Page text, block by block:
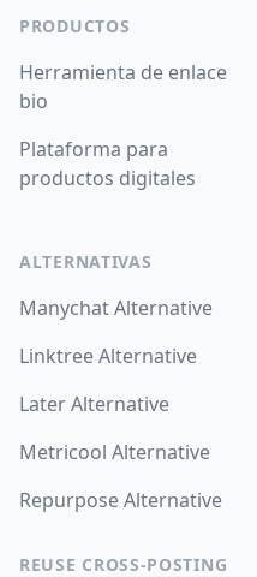
PRODUCTOS
Herramienta de enlace
bio
Plataforma para
productos digitales
ALTERNATIVAS
Manychat Alternative
Linktree Alternative
Later Alternative
Metricool Alternative
Repurpose Alternative
REUSE CROSS-POSTING